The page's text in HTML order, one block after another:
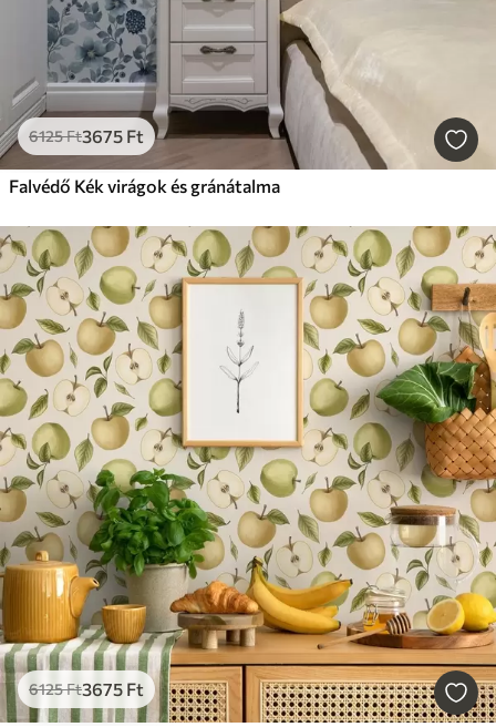
6125Ft3675 Ft
Falvédő Kék virágok és gránátalma
6125Ft3675 Ft